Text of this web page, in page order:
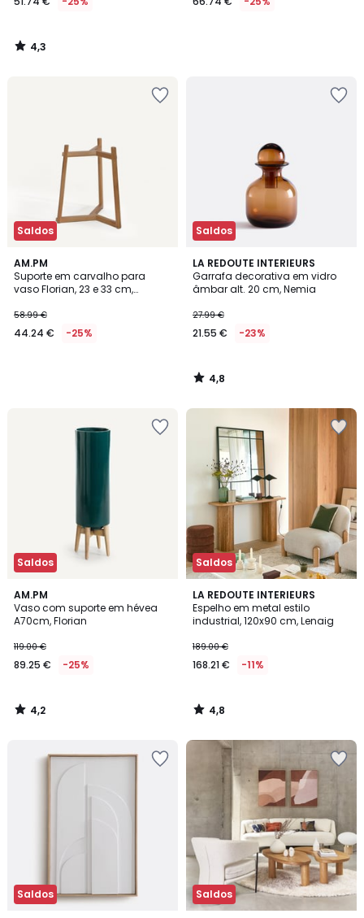
4,3
/
Saldos
AM.PM
Suporte em carvalho para
vaso Florian, 23 e 33 cm,
58.99 €
44.24 € -25%
Saldos
LA REDOUTE INTERIEURS
Garrafa decorativa em vidro
âmbar alt. 20 cm, Nemia
27.99 €
21.55 € -23%
4,8
/ 5
4,8
/
Saldos
AM.PM
Vaso com suporte em hévea
A70cm, Florian
119.00 €
89.25 € -25%
4,2
/ 5
4,2
/
Saldos
LA REDOUTE INTERIEURS
Espelho em metal estilo
industrial, 120x90 cm, Lenaig
189.00 €
168.21 € -11%
4,8
/ 5
4,8
/
Saldos Saldos